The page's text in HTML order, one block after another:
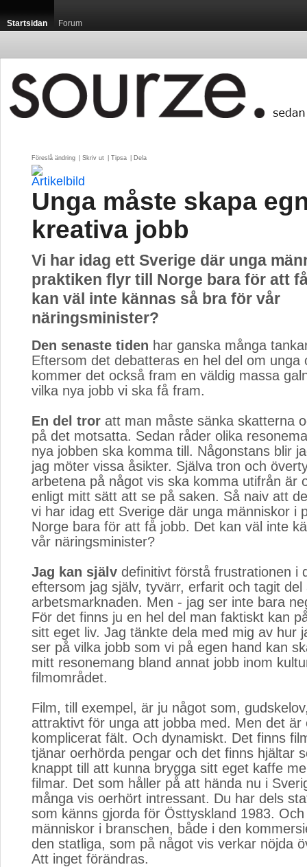
Startsidan Forum
Föreslå ändring Skriv ut Tipsa Dela
Unga måste skapa
kreativa jobb
Vi har idag ett Sverige där unga
praktiken flyr till Norge bara för att
kan väl inte kännas så bra för vår
näringsminister?
Den senaste tiden har ganska många
Eftersom det debatteras en hel del om unga
kommer det också fram en väldig massa
vilka nya jobb vi ska få fram.
En del tror att man måste sänka skatterna
på det motsatta. Sedan råder olika
nya jobben ska komma till. Någonstans blir
jag möter vissa åsikter. Själva tron och
arbetena på något vis ska komma utifrån är
enligt mitt sätt att se på saken. Så naiv att
vi har idag ett Sverige där unga människor i
Norge bara för att få jobb. Det kan väl inte
vår näringsminister?
Jag kan själv definitivt förstå frustrationen i
eftersom jag själv, tyvärr, erfarit och tagit del
arbetsmarknaden. Men - jag ser inte bara
För det finns ju en hel del man faktiskt kan
sitt eget liv. Jag tänkte dela med mig av hur
ser på vilka jobb som vi på egen hand kan
mitt resonemang bland annat jobb inom
filmområdet.
Film, till exempel, är ju något som,
attraktivt för unga att jobba med. Men det är
komplicerat fält. Och dynamiskt. Det finns
tjänar oerhörda pengar och det finns hjältar
knappt till att kunna brygga sitt eget kaffe
filmar. Det som håller på att hända nu i
många vis oerhört intressant. Du har dels
som känns gjorda för Östtyskland 1983.
människor i branschen, både i den
den statliga, som på något vis verkar nöjda
Att inget förändras.